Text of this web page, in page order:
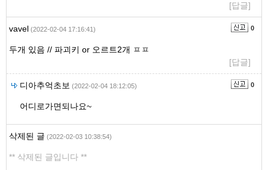
[답글]
vavel (2022-02-04 17:16:41) 0
두개 있음 // 파괴키 or 오르트2개 ㅍㅍ
[답글]
디아추억초보 (2022-02-04 18:12:05) 0
어디로가면되나요~
삭제된 글 (2022-02-03 10:38:54)
** 삭제된 글입니다 **